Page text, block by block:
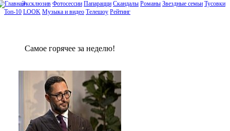
Эксклюзив Фотосессии Папарацци Скандалы Романы Звездные семьи Тусовки
Топ-10 LOOK Музыка и видео Телешоу Рейтинг
Сaмое гoрячее за неделю!